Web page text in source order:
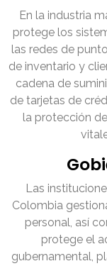
En la industria
protege los
las redes de
de inventario y
cadena de
de tarjetas de
la protección
Las
Colombia
personal, así
protege el
gubernamental,